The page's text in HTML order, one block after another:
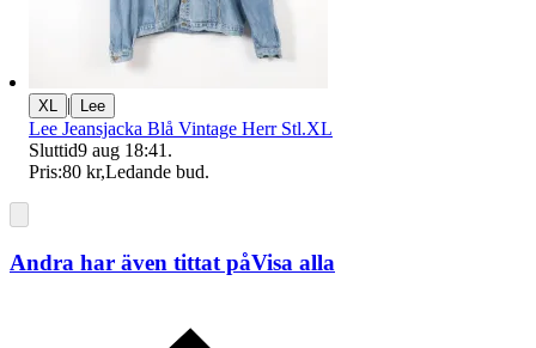
XL | Lee
Lee Jeansjacka Blå Vintage Herr Stl.XL
Sluttid9 aug 18:41 .
Pris:80 kr,Ledande bud.
Andra har även tittat påVisa alla